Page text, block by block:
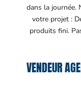
dans la journée.
votre projet :
produits fini.
VENDEUR